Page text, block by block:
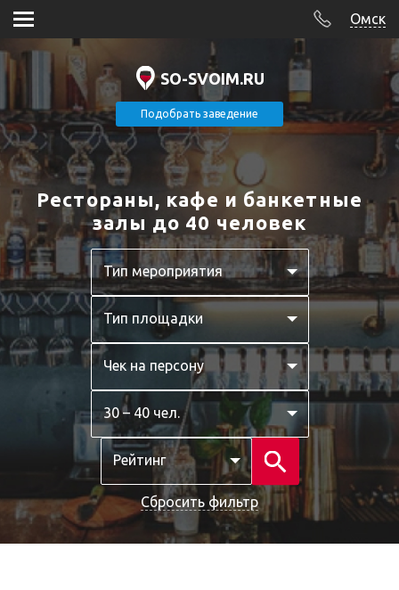
Омск
SO-SVOIM.RU
Подобрать заведение
Рестораны, кафе и банкетные
залы до 40 человек
Тип мероприятия
Тип площадки
Чек на персону
30 – 40 чел.
Рейтинг
Сбросить фильтр